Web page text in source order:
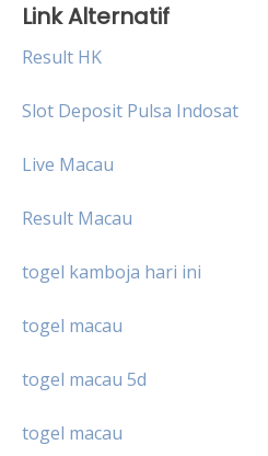
Link Alternatif
Result HK
Slot Deposit Pulsa Indosat
Live Macau
Result Macau
togel kamboja hari ini
togel macau
togel macau 5d
togel macau